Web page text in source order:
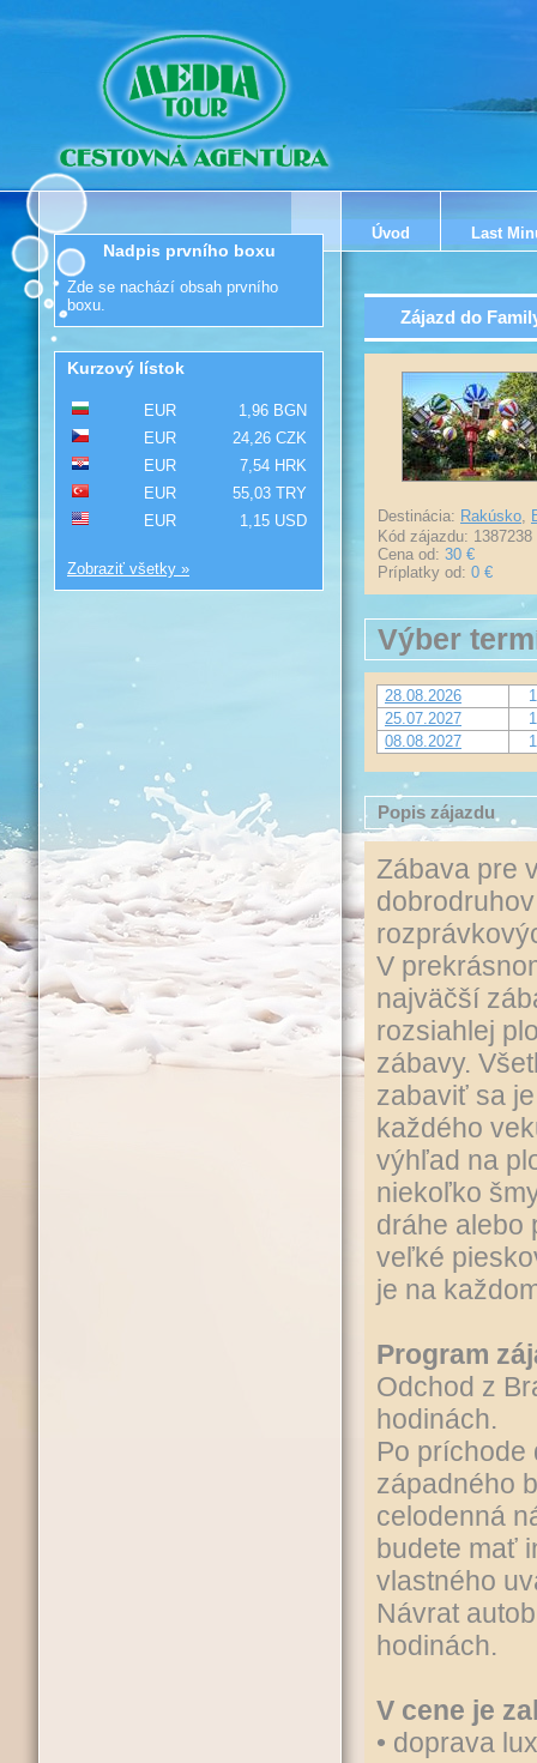
Úvod Last
Zájazd do
Destinácia: Rakúsko,
Kód zájazdu: 1387238
Cena od: 30 €
Príplatky od: 0 €
Výber
28.08.2026
25.07.2027
08.08.2027
Popis zájazdu
Zábava pre
V
najväčší
rozsiahlej
zábavy.
zabaviť sa
každého
výhľad na
niekoľko
dráhe alebo
veľké
je na
Program
Odchod z
hodinách.
Po príchode
západného
celodenná
budete mať
vlastného
Návrat
hodinách.
V cene je
• doprava
Nadpis prvního boxu
Zde se nachází obsah prvního
boxu.
Kurzový lístok
EUR
1,96 BGN
EUR
24,26 CZK
EUR
7,54 HRK
EUR
55,03 TRY
EUR
1,15 USD
Zobraziť všetky »